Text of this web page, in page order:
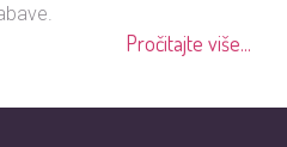
Pročitajte više...